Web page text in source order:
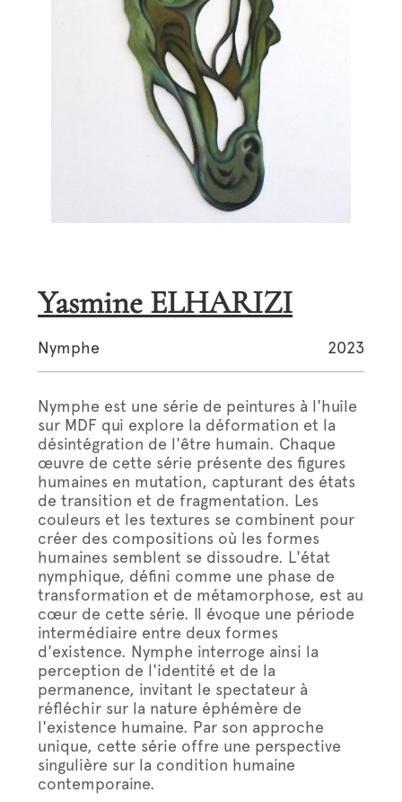
Yasmine ELHARIZI
Nymphe 2023
Nymphe est une série de peintures à l'huile
sur MDF qui explore la déformation et la
désintégration de l'être humain. Chaque
œuvre de cette série présente des figures
humaines en mutation, capturant des états
de transition et de fragmentation. Les
couleurs et les textures se combinent pour
créer des compositions où les formes
humaines semblent se dissoudre. L'état
nymphique, défini comme une phase de
transformation et de métamorphose, est au
cœur de cette série. Il évoque une période
intermédiaire entre deux formes
d'existence. Nymphe interroge ainsi la
perception de l'identité et de la
permanence, invitant le spectateur à
réfléchir sur la nature éphémère de
l'existence humaine. Par son approche
unique, cette série offre une perspective
singulière sur la condition humaine
contemporaine.